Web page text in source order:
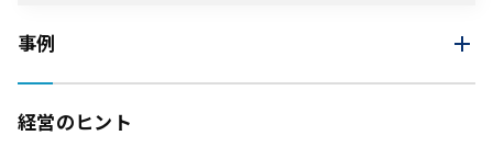
事例
経営のヒント